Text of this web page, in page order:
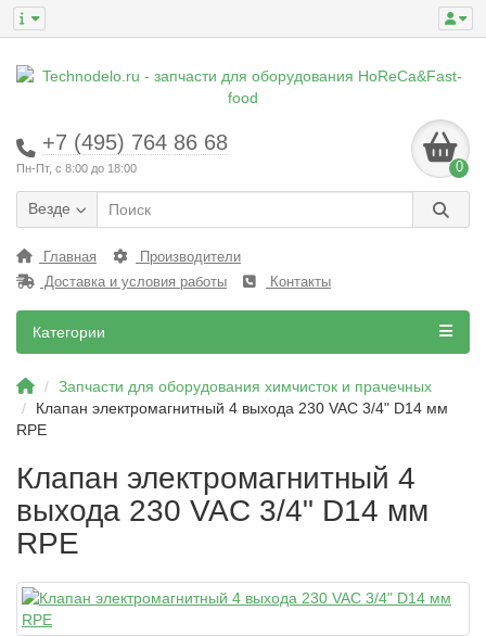
+7 (495) 764 86 68
Пн-Пт, с 8:00 до 18:00 0
Везде
Главная
Производители
Доставка и условия работы
Контакты
Категории
Запчасти для оборудования химчисток и прачечных
Клапан электромагнитный 4 выхода 230 VAC 3/4" D14 мм
RPE
Клапан электромагнитный 4
выхода 230 VAC 3/4" D14 мм
RPE